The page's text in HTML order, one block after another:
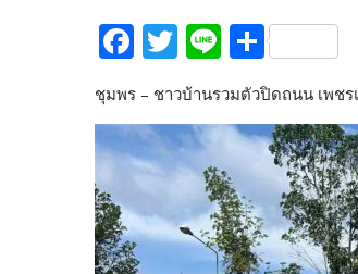
F
e
b
o
o
k
T
w
itt
er
Li
e
S
h
ar
e
ชุมพร – ชาวบ้านรวมตัวปิดถนน เพช